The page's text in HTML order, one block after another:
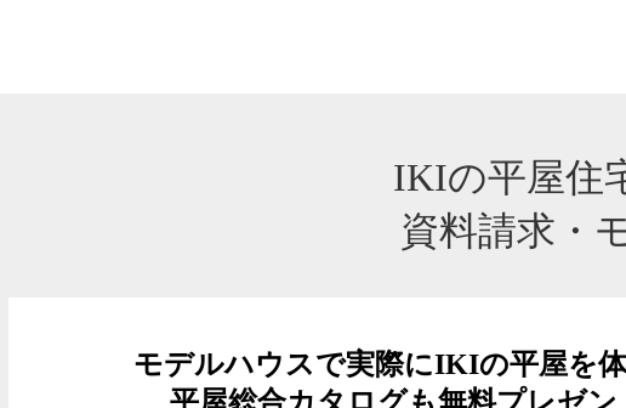
IKIの平屋住
資料請求・
モデルハウスで実際にIKIの平屋を体